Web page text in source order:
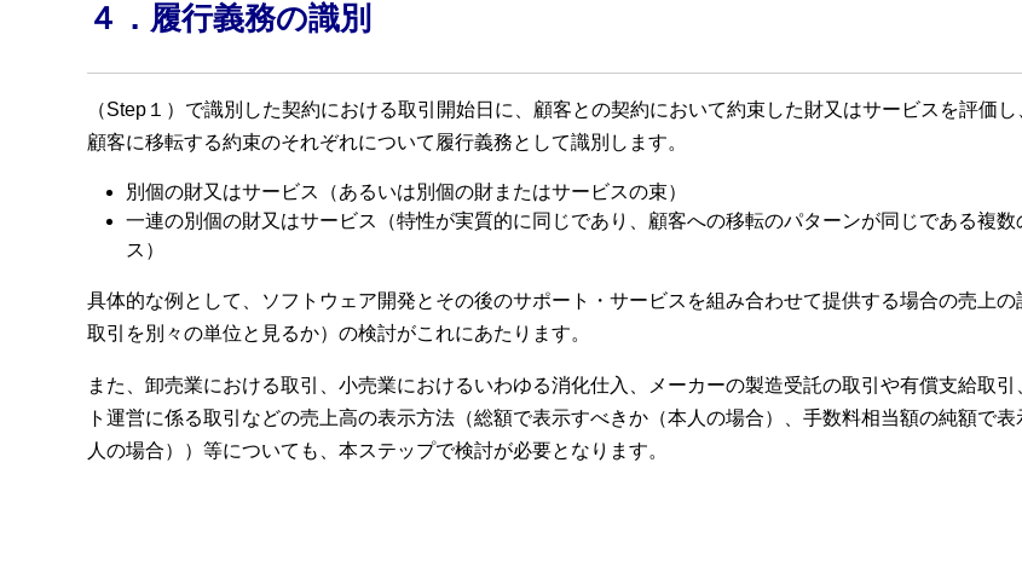
４．履行義務の識別
（Step１）で識別した契約における取引開始日に、顧客との契約において約束した財又はサービスを評価
顧客に移転する約束のそれぞれについて履行義務として識別します。
別個の財又はサービス（あるいは別個の財またはサービスの束）
一連の別個の財又はサービス（特性が実質的に同じであり、顧客への移転のパターンが同じである複
ス）
具体的な例として、ソフトウェア開発とその後のサポート・サービスを組み合わせて提供する場合の売上
取引を別々の単位と見るか）の検討がこれにあたります。
また、卸売業における取引、小売業におけるいわゆる消化仕入、メーカーの製造受託の取引や有償支給取引
ト運営に係る取引などの売上高の表示方法（総額で表示すべきか（本人の場合）、手数料相当額の純額で
人の場合））等についても、本ステップで検討が必要となります。